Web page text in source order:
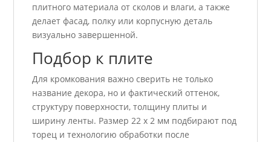
плитного материала от сколов и влаги, а также
делает фасад, полку или корпусную деталь
визуально завершенной.
Подбор к плите
Для кромкования важно сверить не только
название декора, но и фактический оттенок,
структуру поверхности, толщину плиты и
ширину ленты. Размер 22 x 2 мм подбирают под
торец и технологию обработки после